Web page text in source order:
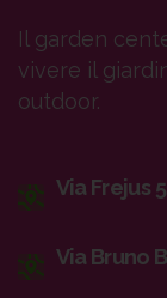
Il garden
vivere il
outdoor.
Via Frejus
Via Bruno